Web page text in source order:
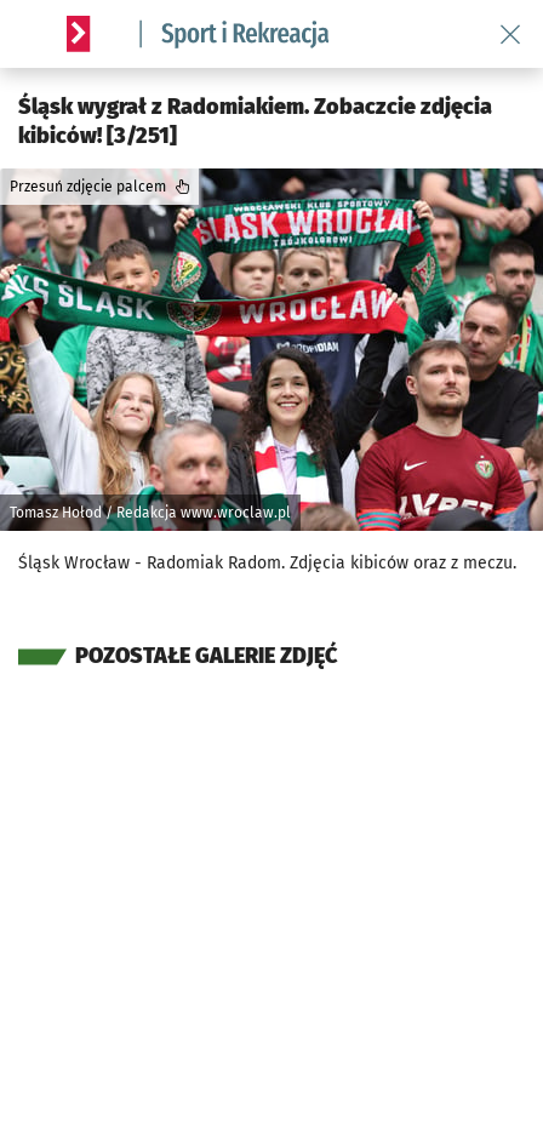
Serwis informacyjny wroclaw.pl podserwis: Sport i rekreacja
Śląsk wygrał z Radomiakiem. Zobaczcie zdjęcia
kibiców! [3/251]
Tomasz Hołod / Redakcja www.wroclaw.pl
Przesuń zdjęcie palcem
Śląsk Wrocław - Radomiak Radom. Zdjęcia kibiców oraz z meczu.
POZOSTAŁE GALERIE ZDJĘĆ